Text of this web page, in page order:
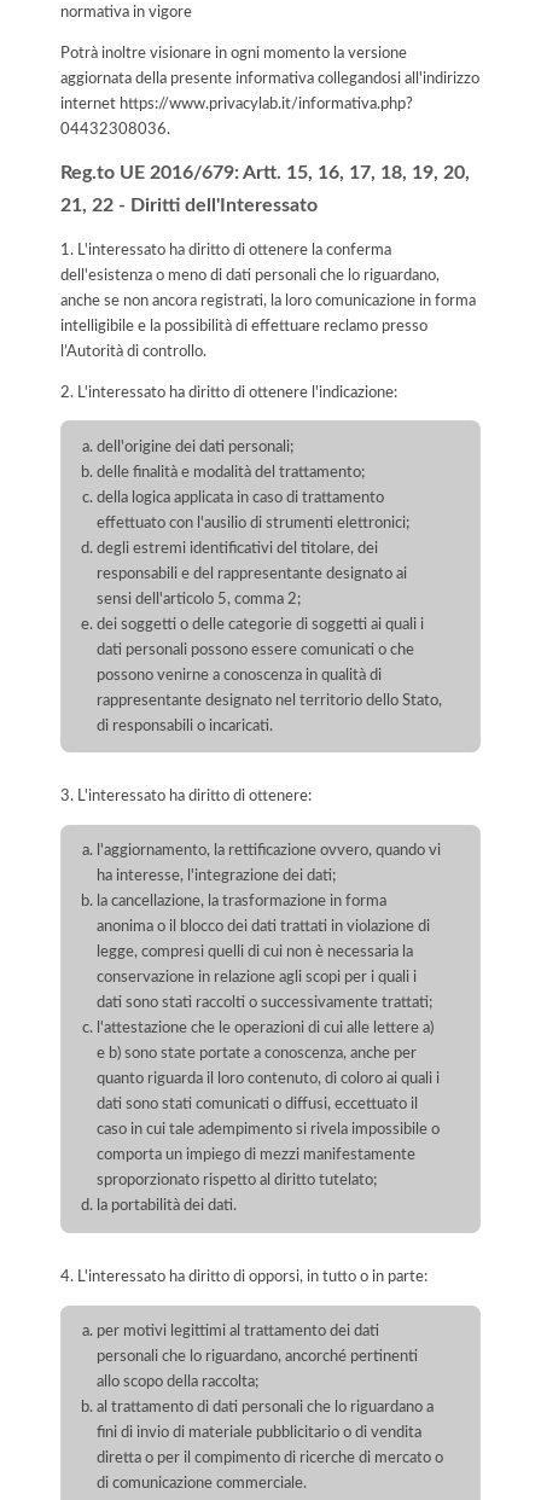
normativa in vigore
Potrà inoltre visionare in ogni momento la versione
aggiornata della presente informativa collegandosi all'indirizzo
internet https://www.privacylab.it/informativa.php?
04432308036.
Reg.to UE 2016/679: Artt. 15, 16, 17, 18, 19, 20,
21, 22 - Diritti dell'Interessato
1. L'interessato ha diritto di ottenere la conferma
dell'esistenza o meno di dati personali che lo riguardano,
anche se non ancora registrati, la loro comunicazione in forma
intelligibile e la possibilità di effettuare reclamo presso
l’Autorità di controllo.
2. L'interessato ha diritto di ottenere l'indicazione:
dell'origine dei dati personali;
delle finalità e modalità del trattamento;
della logica applicata in caso di trattamento
effettuato con l'ausilio di strumenti elettronici;
degli estremi identificativi del titolare, dei
responsabili e del rappresentante designato ai
sensi dell'articolo 5, comma 2;
dei soggetti o delle categorie di soggetti ai quali i
dati personali possono essere comunicati o che
possono venirne a conoscenza in qualità di
rappresentante designato nel territorio dello Stato,
di responsabili o incaricati.
3. L'interessato ha diritto di ottenere:
l'aggiornamento, la rettificazione ovvero, quando vi
ha interesse, l'integrazione dei dati;
la cancellazione, la trasformazione in forma
anonima o il blocco dei dati trattati in violazione di
legge, compresi quelli di cui non è necessaria la
conservazione in relazione agli scopi per i quali i
dati sono stati raccolti o successivamente trattati;
l'attestazione che le operazioni di cui alle lettere a)
e b) sono state portate a conoscenza, anche per
quanto riguarda il loro contenuto, di coloro ai quali i
dati sono stati comunicati o diffusi, eccettuato il
caso in cui tale adempimento si rivela impossibile o
comporta un impiego di mezzi manifestamente
sproporzionato rispetto al diritto tutelato;
la portabilità dei dati.
4. L'interessato ha diritto di opporsi, in tutto o in parte:
per motivi legittimi al trattamento dei dati
personali che lo riguardano, ancorché pertinenti
allo scopo della raccolta;
al trattamento di dati personali che lo riguardano a
fini di invio di materiale pubblicitario o di vendita
diretta o per il compimento di ricerche di mercato o
di comunicazione commerciale.